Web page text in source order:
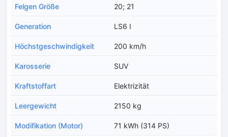
Felgen Größe 20; 21
Generation LS6 I
Höchstgeschwindigkeit 200 km/h
Karosserie SUV
Kraftstoffart Elektrizität
Leergewicht 2150 kg
Modifikation (Motor) 71 kWh (314 PS)